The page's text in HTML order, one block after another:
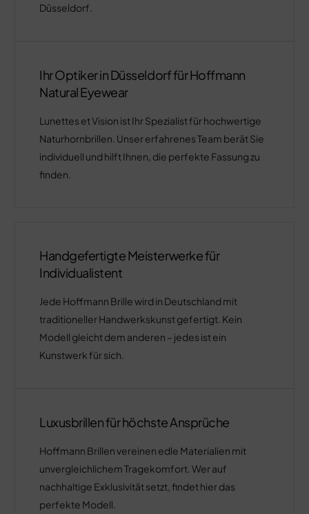
Düsseldorf.
Ihr Optiker in Düsseldorf für Hoffmann
Natural Eyewear
Lunettes et Vision ist Ihr Spezialist für hochwertige
Naturhornbrillen. Unser erfahrenes Team berät Sie
individuell und hilft Ihnen, die perfekte Fassung zu
finden.
Handgefertigte Meisterwerke für
Individualistent
Jede Hoffmann Brille wird in Deutschland mit
traditioneller Handwerkskunst gefertigt. Kein
Modell gleicht dem anderen – jedes ist ein
Kunstwerk für sich.
Luxusbrillen für höchste Ansprüche
Hoffmann Brillen vereinen edle Materialien mit
unvergleichlichem Tragekomfort. Wer auf
nachhaltige Exklusivität setzt, findet hier das
perfekte Modell.